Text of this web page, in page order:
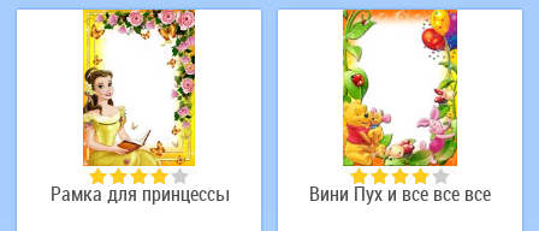
Рамка для принцессы Вини Пух и все все все